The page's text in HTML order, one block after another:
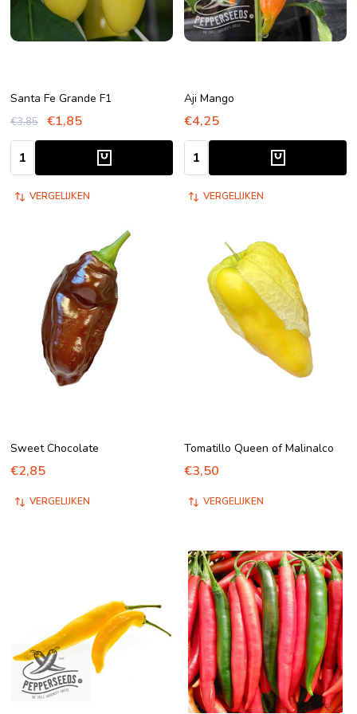
Santa Fe Grande F1
€3,85
€1,85
Aantal:
VERGELIJKEN
Aji Mango
€4,25
Aantal:
VERGELIJKEN
Sweet Chocolate
€2,85
VERGELIJKEN
Tomatillo Queen of Malinalco
€3,50
VERGELIJKEN